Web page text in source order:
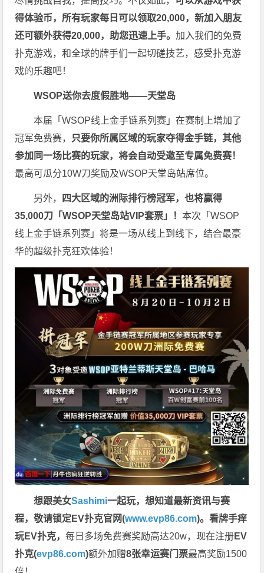
得体验币，所有玩家每日可以领取20,000，新加入朋友
还可额外获得20,000，助您迅速上手。加入我们的免费
扑克游戏，和全球的牌手们一起切磋技艺，感受扑克游
戏的乐趣吧！
WSOP送你去度假胜地——天堂岛
本届「WSOP线上金手链系列赛」在赛制上增加了
冠军免费赛， 只要你所属区域的玩家夺得金手链，其他
参加同一场比赛的玩家，将会自动受邀至专属免费赛！
最高可瓜分10W刀奖励及WSOP天堂岛站席位。
另外，
四大区域的洲际排行榜冠军，也将赢得
35,000刀「WSOP天堂岛站VIP套票」！本次「WSOP
线上金手链系列赛」将是一场从线上到线下，结合最豪
华的超级扑克狂欢体验！
想跟美女Sashimi一起玩，想知道最新资讯与赛
程，敬请锁定EV扑克官网(www.evp86.com)。看牌手痒
玩EV扑克，每日多场免费赛奖励高达20w，现在注册EV
扑克(evp86.com)额外加赠8张幸运赛门票最高奖励1500